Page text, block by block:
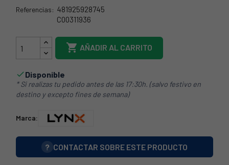
Referencias: 481925928745
C00311936
 AÑADIR AL CARRITO
Disponible
* Si realizas tu pedido antes de las 17:30h. (salvo festivo en
destino y excepto fines de semana)
Marca:
? CONTACTAR SOBRE ESTE PRODUCTO